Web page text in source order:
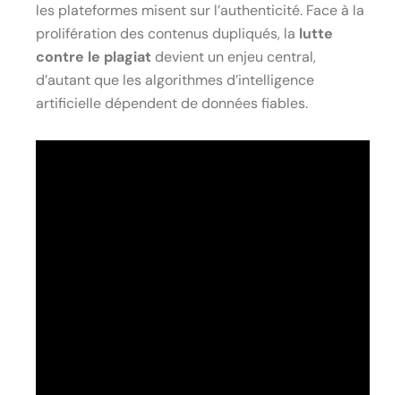
les plateformes misent sur l’authenticité. Face à la
prolifération des contenus dupliqués, la lutte
contre le plagiat devient un enjeu central,
d’autant que les algorithmes d’intelligence
artificielle dépendent de données fiables.